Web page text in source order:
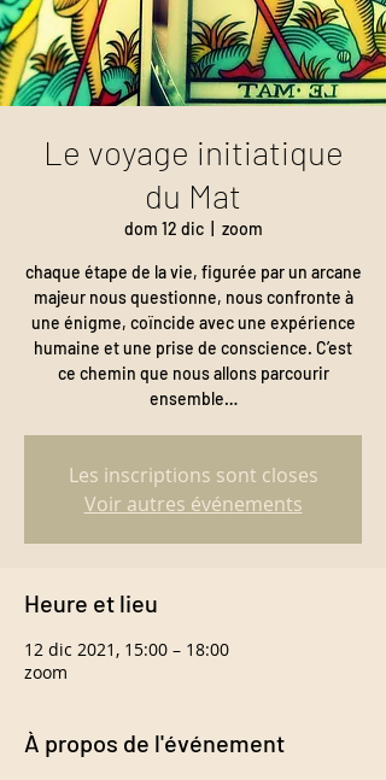
Le voyage initiatique
du Mat
dom 12 dic
  |
zoom
chaque étape de la vie, figurée par un arcane
majeur nous questionne, nous confronte à
une énigme, coïncide avec une expérience
humaine et une prise de conscience. C’est
ce chemin que nous allons parcourir
ensemble…
Les inscriptions sont closes
Voir autres événements
Heure et lieu
12 dic 2021, 15:00 – 18:00
zoom
À propos de l'événement